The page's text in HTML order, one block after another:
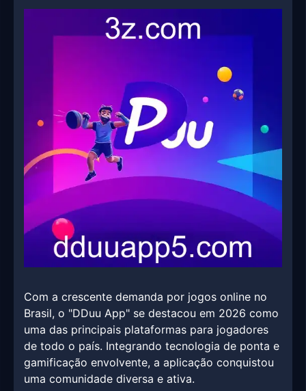
Com a crescente demanda por jogos online no
Brasil, o "DDuu App" se destacou em 2026 como
uma das principais plataformas para jogadores
de todo o país. Integrando tecnologia de ponta e
gamificação envolvente, a aplicação conquistou
uma comunidade diversa e ativa.